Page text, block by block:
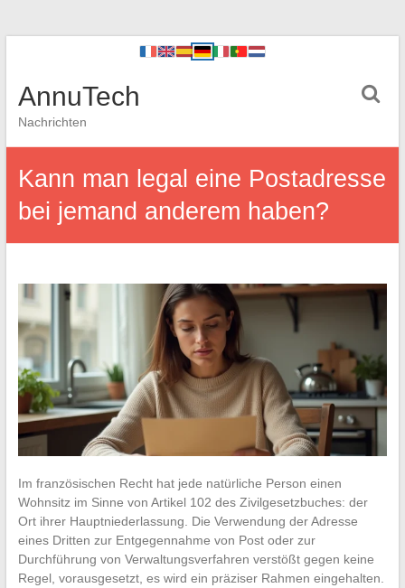
AnnuTech
Nachrichten
Kann man legal eine Postadresse
bei jemand anderem haben?
Im französischen Recht hat jede natürliche Person einen
Wohnsitz im Sinne von Artikel 102 des Zivilgesetzbuches: der
Ort ihrer Hauptniederlassung. Die Verwendung der Adresse
eines Dritten zur Entgegennahme von Post oder zur
Durchführung von Verwaltungsverfahren verstößt gegen keine
Regel, vorausgesetzt, es wird ein präziser Rahmen eingehalten.